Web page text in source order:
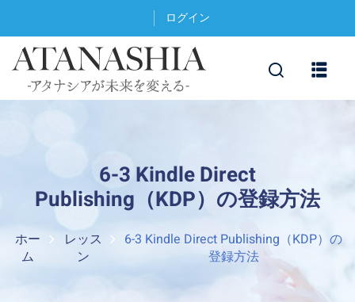
ログイン
6-3 Kindle Direct
Publishing（KDP）の登録方法
ホー
ム
レッス
ン
6-3 Kindle Direct Publishing（KDP）の
登録方法